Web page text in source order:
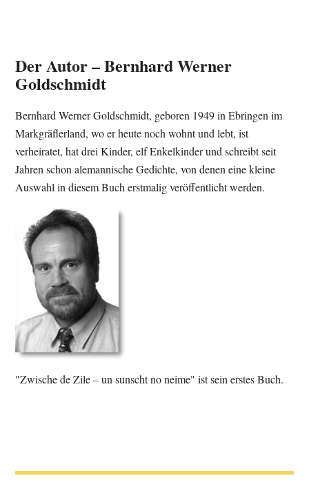
Der Autor – Bernhard Werner
Goldschmidt
Bernhard Werner Goldschmidt, geboren 1949 in Ebringen im
Markgräflerland, wo er heute noch wohnt und lebt, ist
verheiratet, hat drei Kinder, elf Enkelkinder und schreibt seit
Jahren schon alemannische Gedichte, von denen eine kleine
Auswahl in diesem Buch erstmalig veröffentlicht werden.
"Zwische de Zile – un sunscht no neime" ist sein erstes Buch.